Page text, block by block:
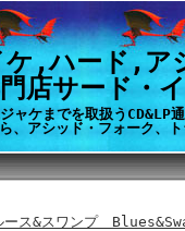
,ハード,ア
店サード・
ケまでを取扱うCD&LP
、アシッド・フォーク、
ース&スワンプ